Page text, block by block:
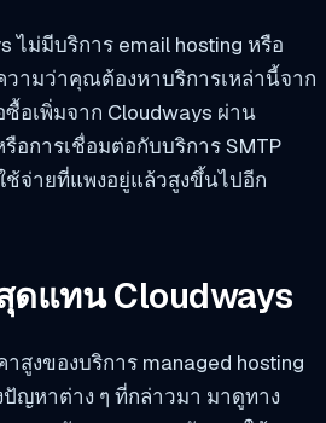
ไม่มีบริการ email hosting หรือ
วามว่าคุณต้องหาบริการเหล่านี้จาก
อเพิ่มจาก Cloudways ผ่าน
อการเชื่อมต่อกับบริการ SMTP
จ่ายที่แพงอยู่แล้วสูงขึ้นไปอีก
ดแทน Cloudways
สูงของบริการ managed hosting
ญหาต่าง ๆ ที่กล่าวมา มาดูทาง